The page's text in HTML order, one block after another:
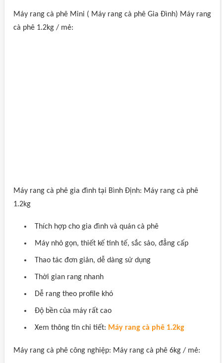
Máy rang cà phê Mini ( Máy rang cà phê Gia Đình) Máy rang
cà phê 1.2kg / mẻ:
Máy rang cà phê gia đình tại Bình Định: Máy rang cà phê
1.2kg
Thích hợp cho gia đình và quán cà phê
Máy nhỏ gọn, thiết kế tinh tế, sắc sảo, đẳng cấp
Thao tác đơn giản, dễ dàng sử dụng
Thời gian rang nhanh
Dễ rang theo profile khó
Độ bền của máy rất cao
Xem thông tin chi tiết: Máy rang cà phê 1.2kg
Máy rang cà phê công nghiệp: Máy rang cà phê 6kg / mẻ: